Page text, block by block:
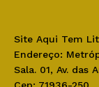
Site Aqui Tem
Endereço:
Sala. 01, Av. das
Cep: 71936-250